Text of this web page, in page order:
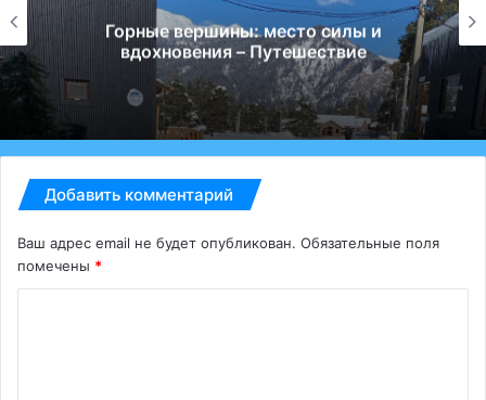
Горные вершины: место силы и
вдохновения – Путешествие
Добавить комментарий
Ваш адрес email не будет опубликован. Обязательные поля
помечены *